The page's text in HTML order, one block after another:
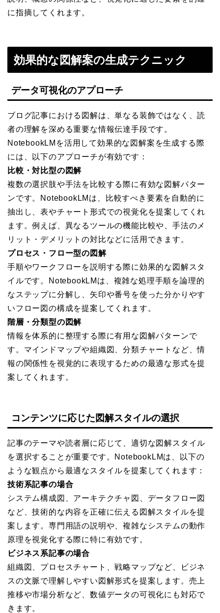
に指摘してくれます。
効果的な図解案の生成テクニック
データ可視化のアプローチ
ブログ記事における図解は、単なる装飾ではなく、読
者の理解を深める重要な情報伝達手段です。
NotebookLMを活用して効果的な図解案を生成する際
には、以下のアプローチが有効です：
比較・対比型の図解
複数の選択肢や手法を比較する際に有効な図解パター
ンです。NotebookLMは、比較すべき要素を自動的に
抽出し、表やチャート形式での視覚化を提案してくれ
ます。例えば、異なるツールの機能比較や、手法のメ
リット・デメリットの対比などに活用できます。
プロセス・フロー型の図解
手順やワークフローを説明する際に効果的な図解スタ
イルです。NotebookLMは、複雑な処理手順を論理的
なステップに分解し、矢印や番号を使った分かりやす
いフロー図の構成を提案してくれます。
階層・分類型の図解
情報を体系的に整理する際に有用な図解パターンで
す。マインドマップや組織図、分類チャートなど、情
報の関係性を視覚的に表現するための最適な形式を提
案してくれます。
コンテンツに応じた図解スタイルの選択
記事のテーマや読者層に応じて、適切な図解スタイル
を選択することが重要です。NotebookLMは、以下の
ような観点から最適なスタイルを提案してくれます：
技術系記事の場合
システム構成図、アーキテクチャ図、データフロー図
など、技術的な内容を正確に伝える図解スタイルを提
案します。専門用語の説明や、複雑なシステムの動作
原理を視覚化する際に特に有効です。
ビジネス系記事の場合
組織図、プロセスチャート、戦略マップなど、ビジネ
スの文脈で理解しやすい図解形式を提案します。売上
推移や市場分析など、数値データの可視化にも対応で
きます。